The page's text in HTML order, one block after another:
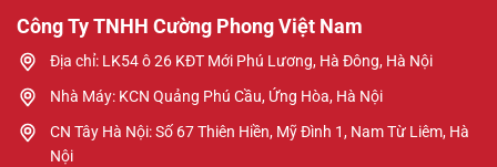
Công Ty TNHH Cường Phong Việt Nam
Địa chỉ: LK54 ô 26 KĐT Mới Phú Lương, Hà Đông, Hà Nội
Nhà Máy: KCN Quảng Phú Cầu, Ứng Hòa, Hà Nội
CN Tây Hà Nội: Số 67 Thiên Hiền, Mỹ Đình 1, Nam Từ Liêm, Hà
Nội